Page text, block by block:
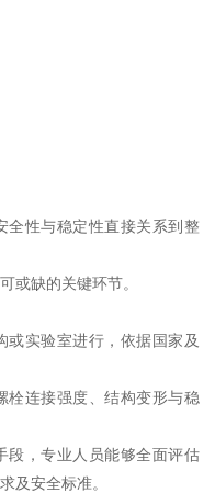
全性与稳定性直接关系到整
或缺的关键环节。
或实验室进行，依据国家及
栓连接强度、结构变形与稳
段，专业人员能够全面评估
及安全标准。